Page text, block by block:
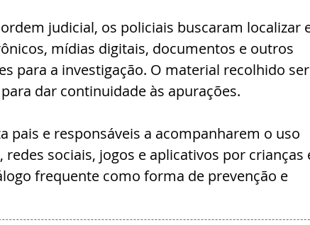
judicial, os policiais buscaram localizar
mídias digitais, documentos e outros
para a investigação. O material recolhido
dar continuidade às apurações.
pais e responsáveis a acompanharem o uso
sociais, jogos e aplicativos por crianças
frequente como forma de prevenção e